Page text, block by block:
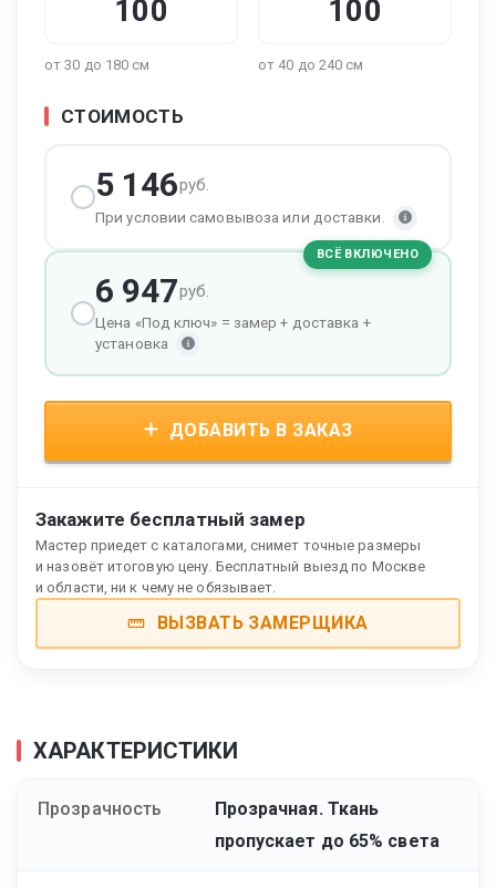
от 30 до 180 см от 40 до 240 см
СТОИМОСТЬ
5 146руб.
При условии самовывоза или доставки.
ВСЁ ВКЛЮЧЕНО
6 947руб.
Цена «Под ключ» = замер + доставка +
установка
ДОБАВИТЬ В ЗАКАЗ
Закажите бесплатный замер
Мастер приедет с каталогами, снимет точные размеры
и назовёт итоговую цену. Бесплатный выезд по Москве
и области, ни к чему не обязывает.
ВЫЗВАТЬ ЗАМЕРЩИКА
ХАРАКТЕРИСТИКИ
Прозрачность
Прозрачная. Ткань
пропускает до 65% света